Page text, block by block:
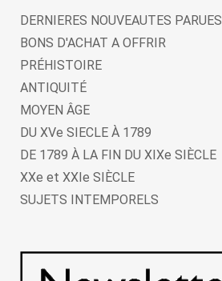
DERNIERES NOUVEAUTES PARUES
BONS D'ACHAT A OFFRIR
PRÉHISTOIRE
ANTIQUITÉ
MOYEN ÂGE
DU XVe SIECLE À 1789
DE 1789 À LA FIN DU XIXe SIÈCLE
XXe et XXIe SIÈCLE
SUJETS INTEMPORELS